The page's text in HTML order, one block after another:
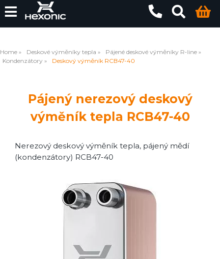
Home Deskové výměníky tepla
Pájené deskové výměníky R-line
Kondenzátory
Deskový výměník RCB47-40
Pájený nerezový deskový
výměník tepla RCB47-40
Nerezový deskový výměník tepla, pájený mědí
(kondenzátory) RCB47-40